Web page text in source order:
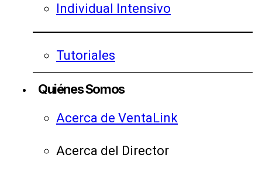
Individual Intensivo
Tutoriales
Quiénes Somos
Acerca de VentaLink
Acerca del Director